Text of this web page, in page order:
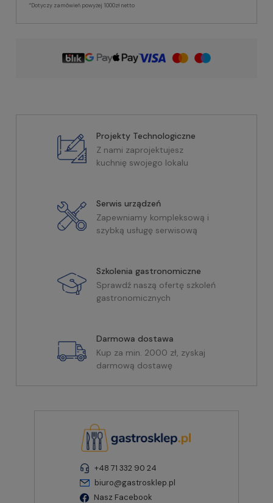
*Dotyczy zamówień powyżej 1000zł netto
Projekty Technologiczne
Z nami zaprojektujesz
kuchnię swojego lokalu
Serwis urządzeń
Zapewniamy kompleksową i
szybką usługę serwisową
Szkolenia gastronomiczne
Sprawdź naszą ofertę szkoleń
gastronomicznych
Darmowa dostawa
Kup za min. 2000 zł, zyskaj
darmową dostawę
+48 71 332 90 24
biuro@gastrosklep.pl
Nasz Facebook